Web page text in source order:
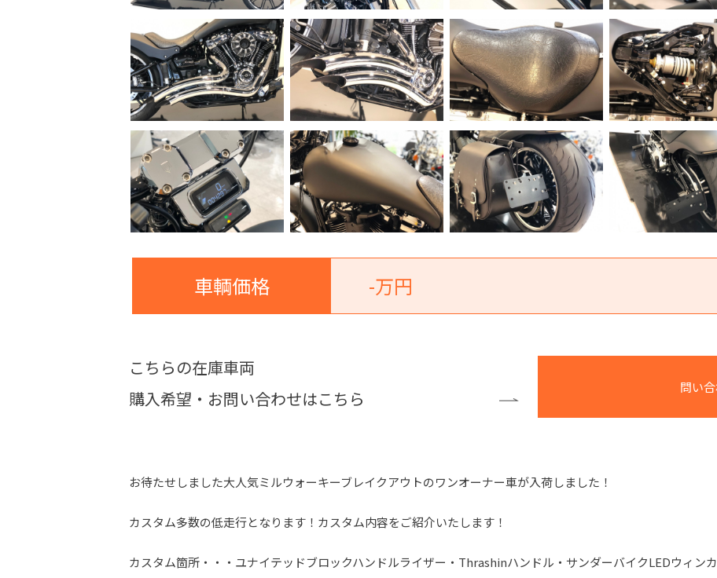
車輌価格 -万円
こちらの在庫車両
購入希望・お問い合わせはこちら
問い
お待たせしました大人気ミルウォーキーブレイクアウトのワンオーナー車が入荷しました！
カスタム多数の低走行となります！カスタム内容をご紹介いたします！
カスタム箇所・・・ユナイテッドブロックハンドルライザー・Thrashinハンドル・サンダーバイクLEDウィンカ